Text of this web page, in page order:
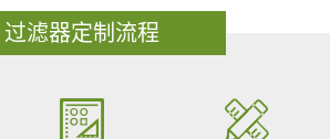
过滤器定制流程